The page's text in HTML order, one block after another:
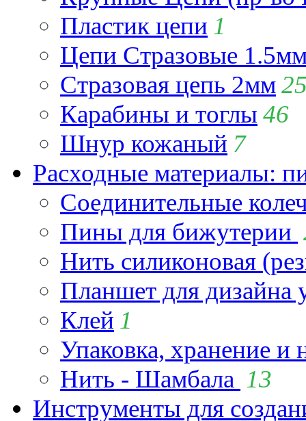
Пластик цепи 1
Цепи Стразовые
Стразовая цепь 2мм
Карабины и тоглы 46
Шнур кожаный 7
Расходные материалы:
Соединительные
Пины для бижутерии
Нить силиконовая
Планшет для
Клей 1
Упаковка, хранение и
Нить - Шамбала 13
Инструменты для